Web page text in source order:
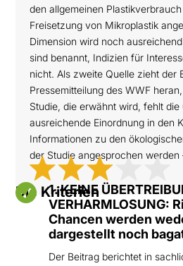
den allgemeinen
Freisetzung von Mikroplastik
Dimension wird noch
sind benannt, Indizien für
nicht. Als zweite Quelle zieht der
Pressemitteilung des WWF
Studie, die erwähnt wird, fehlt die
ausreichende Einordnung in den
Informationen zu den
der Studie angesprochen werden
Die Kriterien

1. KEINE
VERHARMLOSUNG:
Chancen werden
dargestellt noch
Der Beitrag berichtet in